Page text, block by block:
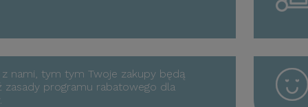
z nami, tym tym Twoje zakupy będą
zasady programu rabatowego dla